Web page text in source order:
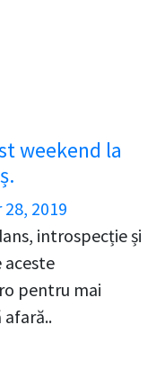
weekend la
2019
introspecție și
pentru mai